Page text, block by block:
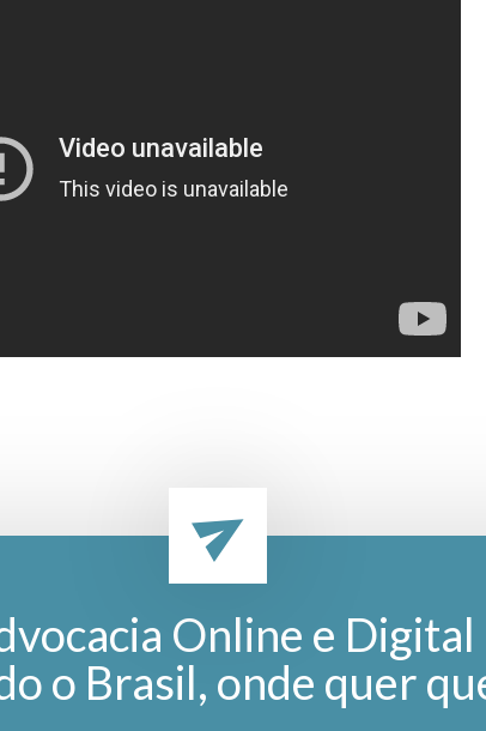
Online e Digital
o Brasil, onde quer